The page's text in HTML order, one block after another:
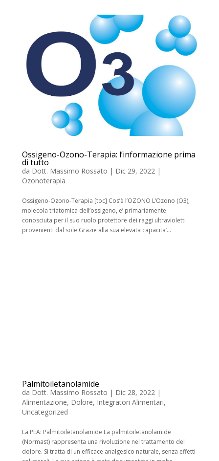
Ossigeno-Ozono-Terapia: l’informazione prima
di tutto
da Dott. Massimo Rossato | Dic 29, 2022|
Ozonoterapia
Ossigeno-Ozono-Terapia [toc] Cos’è l’OZONO L’Ozono (O3),
molecola triatomica dell’ossigeno, e’ primariamente
conosciuta per il suo ruolo protettore dei raggi ultravioletti
provenienti dal sole.Grazie alla sua elevata capacita’...
Palmitoiletanolamide
da Dott. Massimo Rossato | Dic 28, 2022|
Alimentazione, Dolore, Integratori Alimentari,
Uncategorized
La PEA: Palmitoiletanolamide La palmitoiletanolamide
(Normast) rappresenta una rivoluzione nel trattamento del
dolore. Si tratta di un efficace analgesico naturale, senza effetti